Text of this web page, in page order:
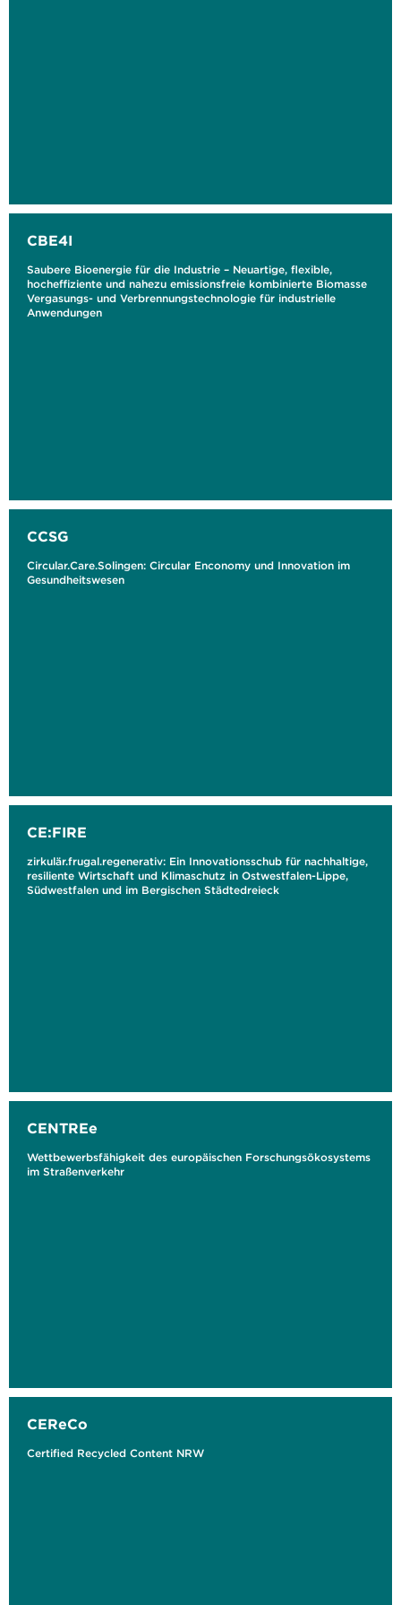
CBE4I
Saubere Bioenergie für die Industrie – Neuartige, flexible,
hocheffiziente und nahezu emissionsfreie kombinierte Biomasse
Vergasungs- und Verbrennungstechnologie für industrielle
Anwendungen
CCSG
Circular.Care.Solingen: Circular Enconomy und Innovation im
Gesundheitswesen
CE:FIRE
zirkulär.frugal.regenerativ: Ein Innovationsschub für nachhaltige,
resiliente Wirtschaft und Klimaschutz in Ostwestfalen-Lippe,
Südwestfalen und im Bergischen Städtedreieck
CENTREe
Wettbewerbsfähigkeit des europäischen Forschungsökosystems
im Straßenverkehr
CEReCo
Certified Recycled Content NRW